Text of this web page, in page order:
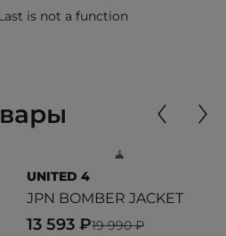
is not a function
UNITED 4
JPN BOMBER JACKET
19 990 ₽
13 593 ₽